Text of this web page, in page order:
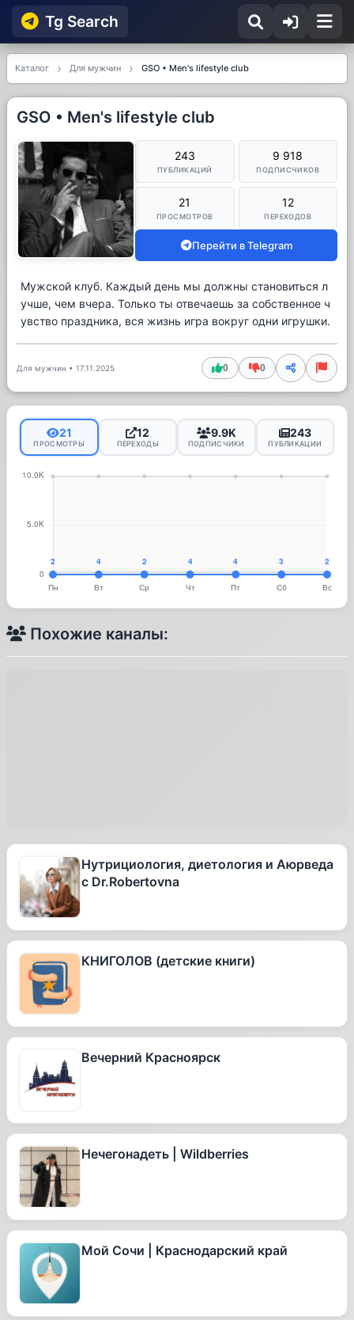
Tg Searсh
Каталог Для мужчин GSO • Men's lifestyle club
GSO • Men's lifestyle club
243
ПУБЛИКАЦИЙ
9 918
ПОДПИСЧИКОВ
21
ПРОСМОТРОВ
12
ПЕРЕХОДОВ
Перейти в Telegram
Мужской клуб. Каждый день мы должны становиться л
учше, чем вчера. Только ты отвечаешь за собственное ч
увство праздника, вся жизнь игра вокруг одни игрушки.
Для мужчин • 17.11.2025 0 0
21
ПРОСМОТРЫ
12
ПЕРЕХОДЫ
9.9K
ПОДПИСЧИКИ
243
ПУБЛИКАЦИИ
Похожие каналы:
Нутрициология, диетология и Аюрведа
с Dr.Robertovna
КНИГОЛОВ (детские книги)
Вечерний Красноярск
Нечегонадеть | Wildberries
Мой Сочи | Краснодарский край